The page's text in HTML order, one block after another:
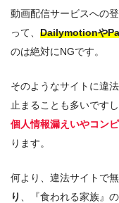
動画配信サービスへの
って、 Dailymotionや
のは絶対にNGです。
そのようなサイトに違
止まることも多いです
個人情報漏えいやコン
ります。
何より、違法サイトで
り
、『食われる家族』